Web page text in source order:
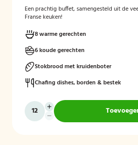
Een prachtig buffet, samengesteld uit de
Franse keuken!
8 warme gerechten
6 koude gerechten
Stokbrood met kruidenboter
Chafing dishes, borden & bestek